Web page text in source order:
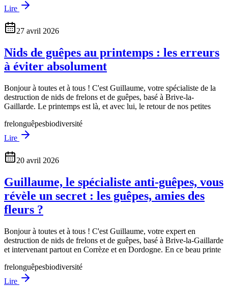
Lire
27 avril 2026
Nids de guêpes au printemps : les erreurs
à éviter absolument
Bonjour à toutes et à tous ! C'est Guillaume, votre spécialiste de la
destruction de nids de frelons et de guêpes, basé à Brive-la-
Gaillarde. Le printemps est là, et avec lui, le retour de nos petites
frelonguêpesbiodiversité
Lire
20 avril 2026
Guillaume, le spécialiste anti-guêpes, vous
révèle un secret : les guêpes, amies des
fleurs ?
Bonjour à toutes et à tous ! C'est Guillaume, votre expert en
destruction de nids de frelons et de guêpes, basé à Brive-la-Gaillarde
et intervenant partout en Corrèze et en Dordogne. En ce beau printe
frelonguêpesbiodiversité
Lire